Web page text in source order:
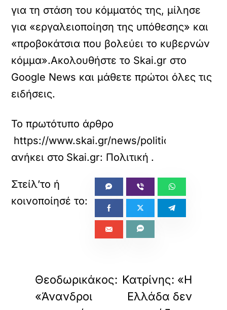
για τη στάση του κόμματός της, μίλησε
για «εργαλειοποίηση της υπόθεσης» και
«προβοκάτσια που βολεύει το κυβερνών
κόμμα».Ακολουθήστε το Skai.gr στο
Google News και μάθετε πρώτοι όλες τις
ειδήσεις.
Το πρωτότυπο άρθρο
https://www.skai.gr/news/politics/politiki-
ανήκει στο Skai.gr: Πολιτική .
Θεοδωρικάκος:
«Άνανδροι
Κατρίνης: «Η
Ελλάδα δεν